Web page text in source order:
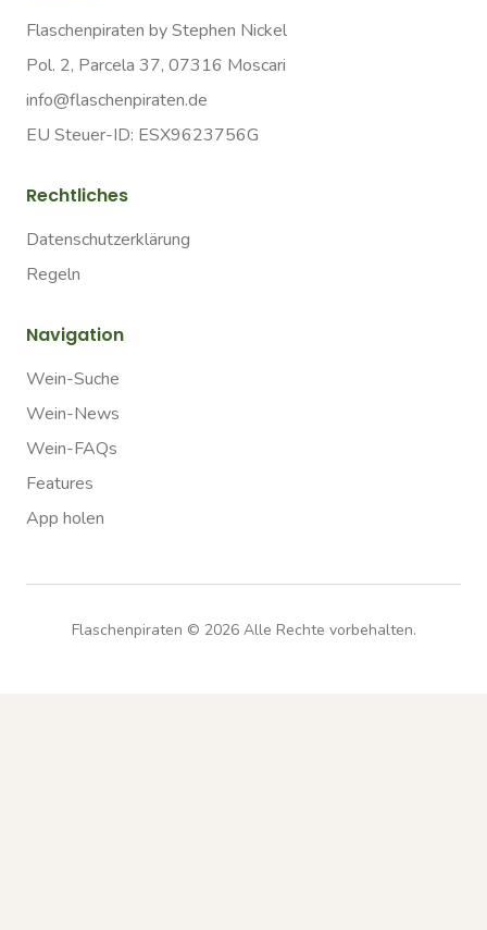
Flaschenpiraten by Stephen Nickel
Pol. 2, Parcela 37, 07316 Moscari
info@flaschenpiraten.de
EU Steuer-ID: ESX9623756G
Rechtliches
Datenschutzerklärung
Regeln
Navigation
Wein-Suche
Wein-News
Wein-FAQs
Features
App holen
Flaschenpiraten © 2026Alle Rechte vorbehalten.